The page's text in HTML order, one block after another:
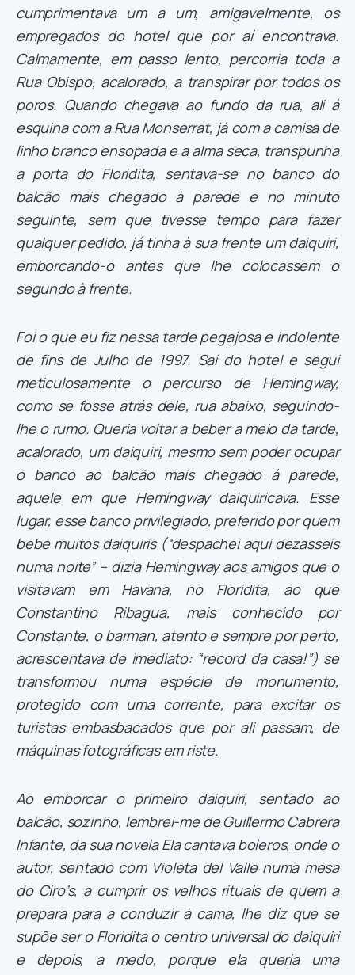
cumprimentava um a um, amigavelmente, os
empregados do hotel que por aí encontrava.
Calmamente, em passo lento, percorria toda a
Rua Obispo, acalorado, a transpirar por todos os
poros. Quando chegava ao fundo da rua, ali á
esquina com a Rua Monserrat, já com a camisa de
linho branco ensopada e a alma seca, transpunha
a porta do Floridita, sentava-se no banco do
balcão mais chegado à parede e no minuto
seguinte, sem que tivesse tempo para fazer
qualquer pedido, já tinha à sua frente um daiquiri,
emborcando-o antes que lhe colocassem o
segundo à frente.
Foi o que eu fiz nessa tarde pegajosa e indolente
de fins de Julho de 1997. Saí do hotel e segui
meticulosamente o percurso de Hemingway,
como se fosse atrás dele, rua abaixo, seguindo-
lhe o rumo. Queria voltar a beber a meio da tarde,
acalorado, um daiquiri, mesmo sem poder ocupar
o banco ao balcão mais chegado á parede,
aquele em que Hemingway daiquiricava. Esse
lugar, esse banco privilegiado, preferido por quem
bebe muitos daiquiris (“despachei aqui dezasseis
numa noite” – dizia Hemingway aos amigos que o
visitavam em Havana, no Floridita, ao que
Constantino Ribagua, mais conhecido por
Constante, o barman, atento e sempre por perto,
acrescentava de imediato: “record da casa!”) se
transformou numa espécie de monumento,
protegido com uma corrente, para excitar os
turistas embasbacados que por ali passam, de
máquinas fotográficas em riste.
Ao emborcar o primeiro daiquiri, sentado ao
balcão, sozinho, lembrei-me de Guillermo Cabrera
Infante, da sua novela Ela cantava boleros, onde o
autor, sentado com Violeta del Valle numa mesa
do Ciro’s, a cumprir os velhos rituais de quem a
prepara para a conduzir à cama, lhe diz que se
supõe ser o Floridita o centro universal do daiquiri
e depois, a medo, porque ela queria uma